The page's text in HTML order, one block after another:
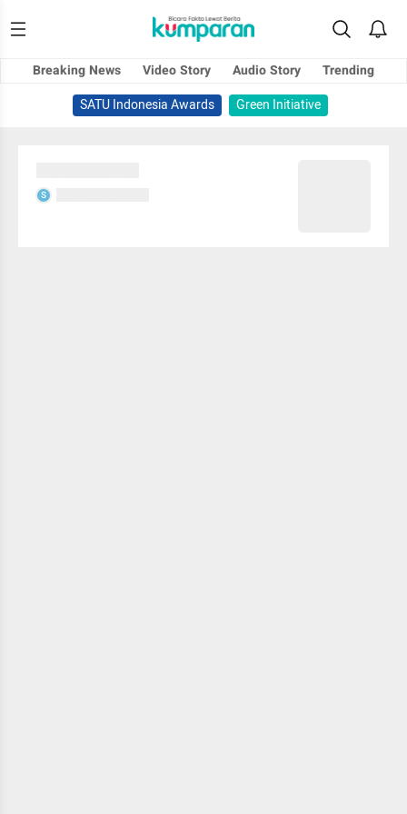
Breaking News Video Story Audio Story
Trending
SATU Indonesia Awards
Green Initiative
S